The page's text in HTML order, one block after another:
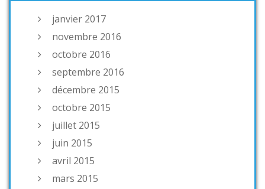
janvier 2017
novembre 2016
octobre 2016
septembre 2016
décembre 2015
octobre 2015
juillet 2015
juin 2015
avril 2015
mars 2015